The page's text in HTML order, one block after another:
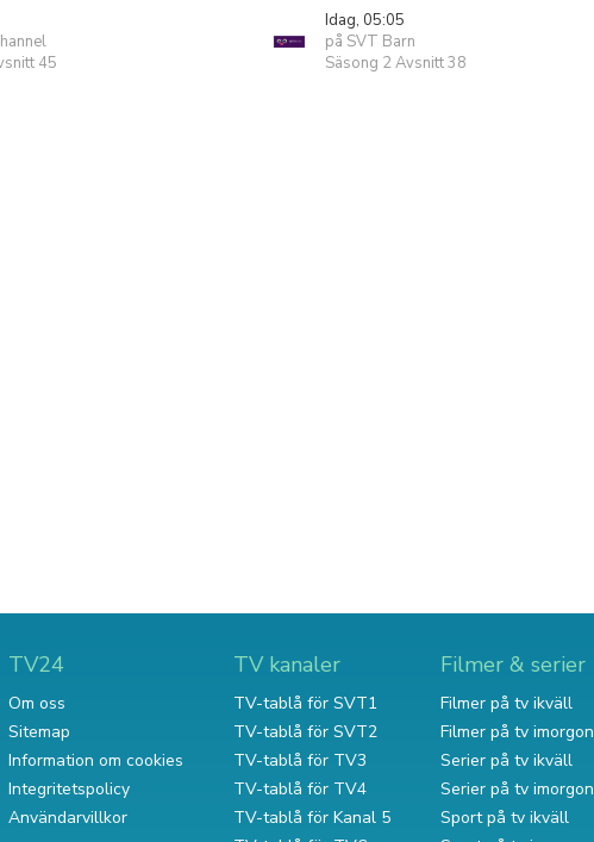
45
Idag, 05:05
på SVT Barn
Säsong 2 Avsnitt 38
TV24
Om oss
Sitemap
Information om cookies
Integritetspolicy
Användarvillkor
TV kanaler
TV-tablå för SVT1
TV-tablå för SVT2
TV-tablå för TV3
TV-tablå för TV4
TV-tablå för Kanal 5
Filmer & serier
Filmer på tv ikväll
Filmer på tv imorgon
Serier på tv ikväll
Serier på tv imorgon
Sport på tv ikväll